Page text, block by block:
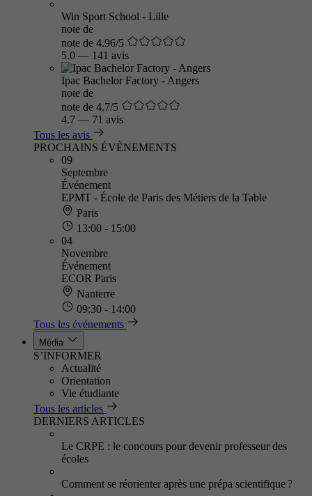
Win Sport School - Lille
note de
note de 4.96/5
5.0 — 141 avis
Ipac Bachelor Factory - Angers
note de
note de 4.7/5
4.7 — 71 avis
Tous les avis
PROCHAINS ÉVÈNEMENTS
09
Septembre
Événement
EPMT - École de Paris des Métiers de la Table
Paris
13:00 - 15:00
04
Novembre
Événement
ECOR Paris
Nanterre
09:30 - 14:00
Tous les événements
Média
S’INFORMER
Actualité
Orientation
Vie étudiante
Tous les articles
DERNIERS ARTICLES
Le CRPE : le concours pour devenir professeur des
écoles
Comment se réorienter après une prépa scientifique ?